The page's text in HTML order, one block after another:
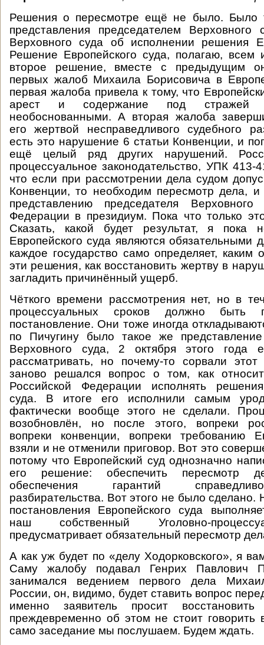
Решения о пересмотре ещё не было. Было
представления председателем Верховного
Верховного суда об исполнении решения
Решение Европейского суда, полагаю, всем
второе решение, вместе с предыдущим
первых жалоб Михаила Борисовича в
первая жалоба привела к тому, что
арест и содержание под стражей
необоснованными. А вторая жалоба
его жертвой несправедливого судебного
есть это нарушение 6 статьи Конвенции, и
ещё целый ряд других нарушений.
процессуальное законодательство, УПК 413-
что если при рассмотрении дела судом
Конвенции, то необходим пересмотр дела,
представлению председателя
Федерации в президиум. Пока что только
Сказать, какой будет результат, я пока
Европейского суда являются обязательными
каждое государство само определяет, каким
эти решения, как восстановить жертву в
загладить причинённый ущерб.
Чёткого времени рассмотрения нет, но в
процессуальных сроков должно быть
постановление. Они тоже иногда
по Пичугину было такое же
Верховного суда, 2 октября этого года
рассматривать, но почему-то сорвали
заново решался вопрос о том, как
Российской Федерации исполнять
суда. В итоге его исполнили самым
фактически вообще этого не сделали.
возобновлён, но после этого, вопреки
вопреки конвенции, вопреки требованию
взяли и не отменили приговор. Вот это
потому что Европейский суд однозначно
его решение: обеспечить пересмотр
обеспечения гарантий
разбирательства. Вот этого не было
постановления Европейского суда
наш собственный Уголовно-
предусматривает обязательный пересмотр
А как уж будет по «делу Ходорковского», я
Саму жалобу подавал Генрих Павлович
занимался ведением первого дела
России, он, видимо, будет ставить вопрос
именно заявитель просит
преждевременно об этом не стоит
само заседание мы послушаем. Будем ждать.